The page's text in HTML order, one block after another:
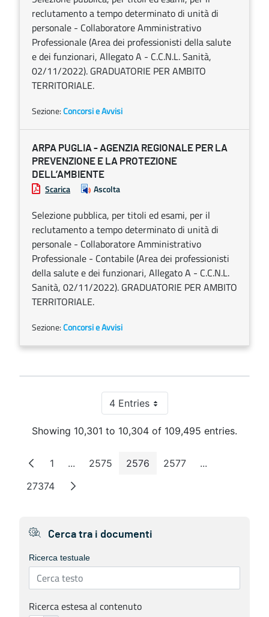
reclutamento a tempo determinato di unità di
personale - Collaboratore Amministrativo
Professionale (Area dei professionisti della salute
e dei funzionari, Allegato A - C.C.N.L. Sanità,
02/11/2022). GRADUATORIE PER AMBITO
TERRITORIALE.
Sezione:Concorsi e Avvisi
ARPA PUGLIA - AGENZIA REGIONALE PER LA
PREVENZIONE E LA PROTEZIONE
DELL’AMBIENTE
Scarica Ascolta
Selezione pubblica, per titoli ed esami, per il
reclutamento a tempo determinato di unità di
personale - Collaboratore Amministrativo
Professionale - Contabile (Area dei professionisti
della salute e dei funzionari, Allegato A - C.C.N.L.
Sanità, 02/11/2022). GRADUATORIE PER AMBITO
TERRITORIALE.
Sezione:Concorsi e Avvisi
4 EntriesPer Page
Showing 10,301 to 10,304 of 109,495 entries.
Page
1 ...Intermediate Pages
Page
2575 Page
2576 Page
2577 ...Intermediate
Page
27374
Cerca tra i documenti
Ricerca testuale
Ricerca estesa al contenuto